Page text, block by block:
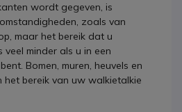
wordt gegeven, is
zoals van
maar het bereik dat u
minder als u in een
Bomen, muren, heuvels en
het bereik van uw walkietalkie